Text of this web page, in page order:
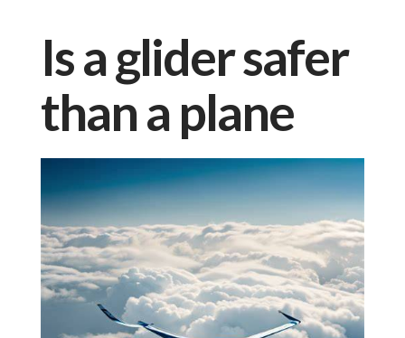
Is a glider safer
than a plane